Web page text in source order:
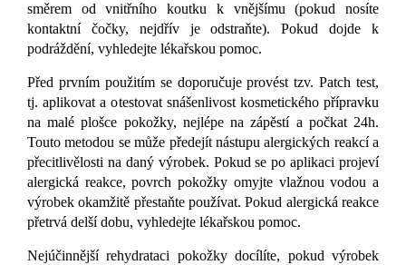
směrem od vnitřního koutku k vnějšímu (pokud nosíte
kontaktní čočky, nejdřív je odstraňte). Pokud dojde k
podráždění, vyhledejte lékařskou pomoc.
Před prvním použitím se doporučuje provést tzv. Patch test,
tj. aplikovat a otestovat snášenlivost kosmetického přípravku
na malé plošce pokožky, nejlépe na zápěstí a počkat 24h.
Touto metodou se může předejít nástupu alergických reakcí a
přecitlivělosti na daný výrobek. Pokud se po aplikaci projeví
alergická reakce, povrch pokožky omyjte vlažnou vodou a
výrobek okamžitě přestaňte používat. Pokud alergická reakce
přetrvá delší dobu, vyhledejte lékařskou pomoc.
Nejúčinnější rehydrataci pokožky docílíte, pokud výrobek